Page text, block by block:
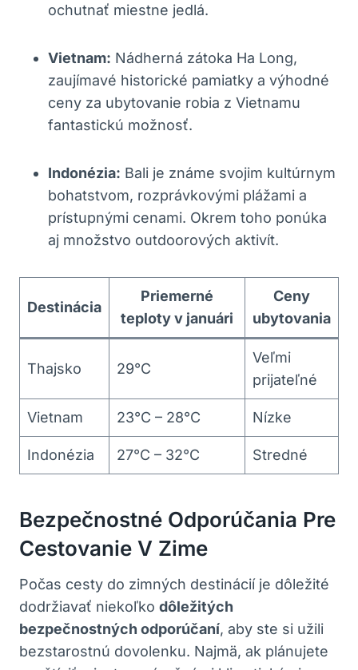
ochutnať miestne jedlá.
Vietnam: Nádherná zátoka Ha Long,
zaujímavé historické pamiatky a výhodné
ceny za ubytovanie robia z Vietnamu
fantastickú možnosť.
Indonézia: Bali je známe svojim kultúrnym
bohatstvom, rozprávkovými plážami a
prístupnými cenami. Okrem toho ponúka
aj množstvo outdoorových aktivít.
Destinácia
Priemerné
teploty v januári
Ceny
ubytovania
Thajsko 29°C
Veľmi
prijateľné
Vietnam 23°C – 28°C Nízke
Indonézia 27°C – 32°C Stredné
Bezpečnostné Odporúčania Pre
Cestovanie V Zime
Počas cesty do zimných destinácií je dôležité
dodržiavať niekoľko dôležitých
bezpečnostných odporúčaní, aby ste si užili
bezstarostnú dovolenku. Najmä, ak plánujete